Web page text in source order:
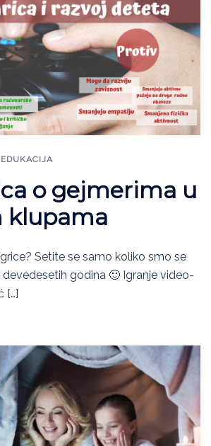
EDUKACIJA
o gejmerima u
klupama
Setite se samo koliko smo se
godina 🙂 Igranje video-
[…]